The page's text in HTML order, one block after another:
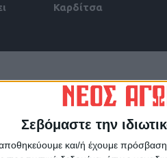
Σεβόμαστε την
αποθηκεύουμε και/ή έχουμε
Καρδίτσα
ΑΓΩΝ στο Google